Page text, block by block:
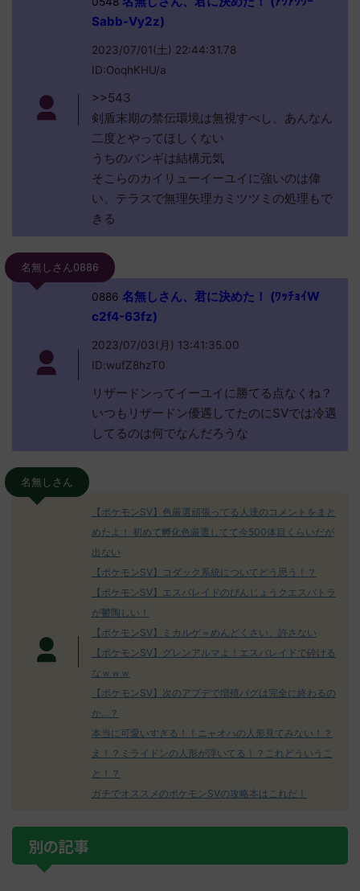
Sabb-Vy2z)
2023/07/01(土) 22:44:31.78
ID:OoqhKHU/a
>>543
剣盾末期の禁伝環境は無視すべし、あんなん
二度とやってほしくない
うちのバンギは結構元気
そこらのカイリューイーユイに強いのは偉
い、テラスで無理矢理カミツツミの処理もで
きる
名無しさん0886
0886 名無しさん、君に決めた！ (ﾜｯﾁｮｲW
c2f4-63fz)
2023/07/03(月) 13:41:35.00
ID:wufZ8hzT0
リザードンってイーユイに勝てる点なくね？
いつもリザードン優遇してたのにSVでは冷遇
してるのは何でなんだろうな
名無しさん
【ポケモンSV】色厳選頑張ってる人達のコメントをまと
めたよ！ 初めて孵化色厳選してて今500体目くらいだが
出ない
【ポケモンSV】コダック系統についてどう思う！？
【ポケモンSV】エスバレイドのびんじょうクエスパトラ
が鬱陶しい！
【ポケモンSV】ミカルゲ＝めんどくさい、許さない
【ポケモンSV】グレンアルマよ！エスバレイドで砕ける
なｗｗｗ
【ポケモンSV】次のアプデで増殖バグは完全に終わるの
か…？
本当に可愛いすぎる！！ニャオハの人形見てみない！？
え！？ミライドンの人形が浮いてる！？これどういうこ
と！？
ガチでオススメのポケモンSVの攻略本はこれだ！
別の記事